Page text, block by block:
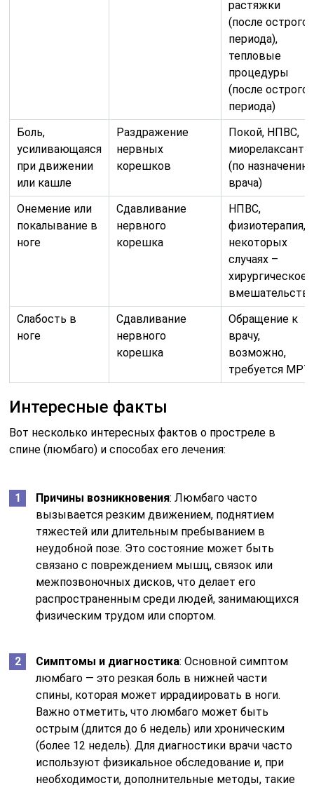
растяжки
(после острого
периода),
тепловые
процедуры
(после острого
периода)
Боль,
усиливающаяся
при движении
или кашле
Раздражение
нервных
корешков
Покой, НПВС,
миорелаксанты
(по назначению
врача)
Онемение или
покалывание в
ноге
Сдавливание
нервного
корешка
НПВС,
физиотерапия,
некоторых
случаях –
хирургическое
Слабость в
ноге
Сдавливание
нервного
корешка
Обращение к
врачу,
возможно,
требуется МРТ
Интересные факты
Вот несколько интересных фактов о простреле в
спине (люмбаго) и способах его лечения:
Причины возникновения: Люмбаго часто
вызывается резким движением, поднятием
тяжестей или длительным пребыванием в
неудобной позе. Это состояние может быть
связано с повреждением мышц, связок или
межпозвоночных дисков, что делает его
распространенным среди людей, занимающихся
физическим трудом или спортом.
Симптомы и диагностика: Основной симптом
люмбаго — это резкая боль в нижней части
спины, которая может иррадиировать в ноги.
Важно отметить, что люмбаго может быть
острым (длится до 6 недель) или хроническим
(более 12 недель). Для диагностики врачи часто
используют физикальное обследование и, при
необходимости, дополнительные методы, такие